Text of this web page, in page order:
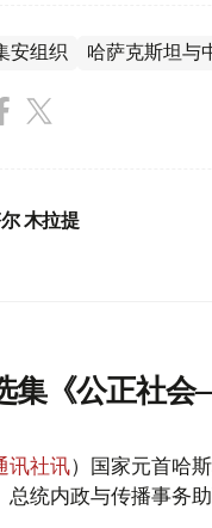
安组织 哈萨克斯坦与
木拉提
集《公正社
讯社讯）国家元首哈
统内政与传播事务